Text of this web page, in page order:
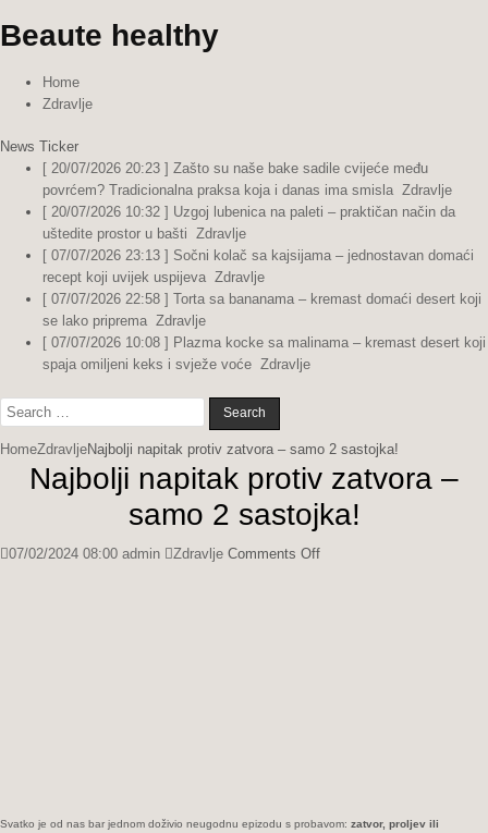
Beaute healthy
Home
Zdravlje
News Ticker
[ 20/07/2026 20:23 ] Zašto su naše bake sadile cvijeće među
povrćem? Tradicionalna praksa koja i danas ima smisla Zdravlje
[ 20/07/2026 10:32 ] Uzgoj lubenica na paleti – praktičan način da
uštedite prostor u bašti Zdravlje
[ 07/07/2026 23:13 ] Sočni kolač sa kajsijama – jednostavan domaći
recept koji uvijek uspijeva Zdravlje
[ 07/07/2026 22:58 ] Torta sa bananama – kremast domaći desert koji
se lako priprema Zdravlje
[ 07/07/2026 10:08 ] Plazma kocke sa malinama – kremast desert koji
spaja omiljeni keks i svježe voće Zdravlje
Search
for:
HomeZdravljeNajbolji napitak protiv zatvora – samo 2 sastojka!
Najbolji napitak protiv zatvora –
samo 2 sastojka!
07/02/2024 08:00 admin Zdravlje Comments Offon
Svatko je od nas bar jednom doživio neugodnu epizodu s probavom: zatvor, proljev ili